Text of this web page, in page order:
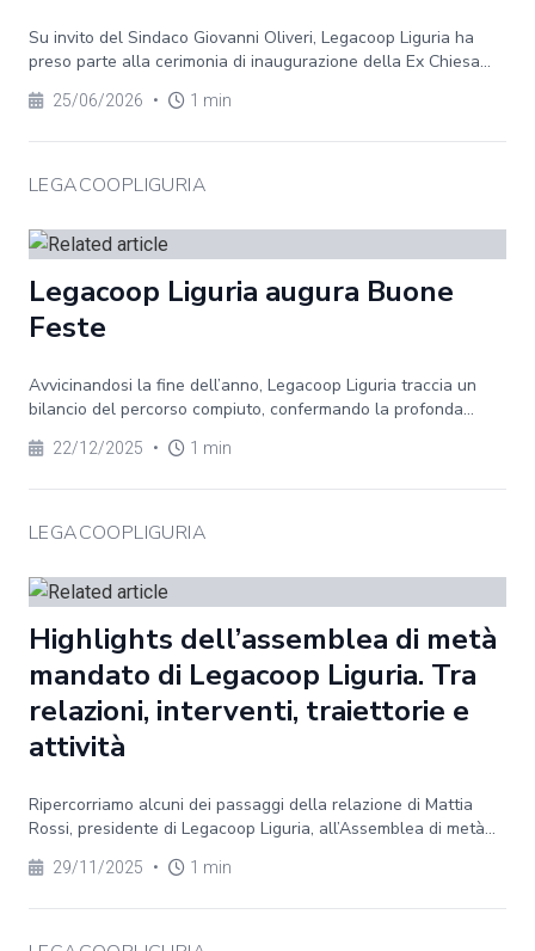
Su invito del Sindaco Giovanni Oliveri, Legacoop Liguria ha
preso parte alla cerimonia di inaugurazione della Ex Chiesa...
25/06/2026 • 1 min
LEGACOOPLIGURIA
Legacoop Liguria augura Buone
Feste
Avvicinandosi la fine dell’anno, Legacoop Liguria traccia un
bilancio del percorso compiuto, confermando la profonda...
22/12/2025 • 1 min
LEGACOOPLIGURIA
Highlights dell’assemblea di metà
mandato di Legacoop Liguria. Tra
relazioni, interventi, traiettorie e
attività
Ripercorriamo alcuni dei passaggi della relazione di Mattia
Rossi, presidente di Legacoop Liguria, all’Assemblea di metà...
29/11/2025 • 1 min